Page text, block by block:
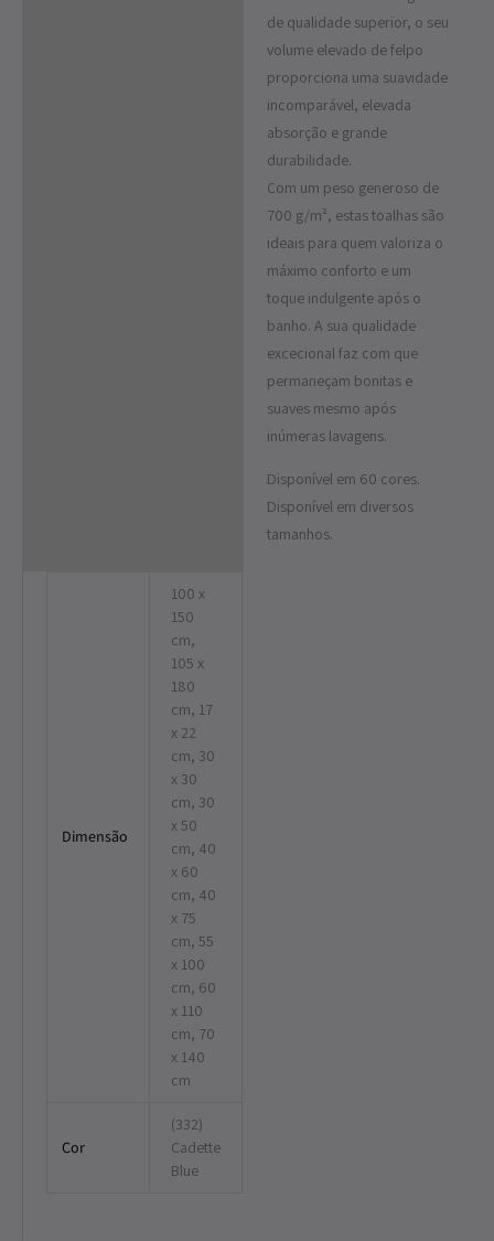
de qualidade superior, o seu
volume elevado de felpo
proporciona uma suavidade
incomparável, elevada
absorção e grande
durabilidade.
Com um peso generoso de
700 g/m², estas toalhas são
ideais para quem valoriza o
máximo conforto e um
toque indulgente após o
banho. A sua qualidade
excecional faz com que
permaneçam bonitas e
suaves mesmo após
inúmeras lavagens.
Disponível em 60 cores.
Disponível em diversos
tamanhos.
Dimensão
100 x
150
cm,
105 x
180
cm, 17
x 22
cm, 30
x 30
cm, 30
x 50
cm, 40
x 60
cm, 40
x 75
cm, 55
x 100
cm, 60
x 110
cm, 70
x 140
cm
Cor
(332)
Cadette
Blue